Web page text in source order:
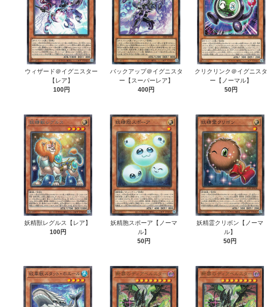
ウィザード＠イグニスター
【レア】
100円
バックアップ＠イグニスタ
ー【スーパーレア】
400円
クリクリンク＠イグニスタ
ー【ノーマル】
50円
妖精獣レグルス【レア】
100円
妖精胞スポーア【ノーマ
ル】
50円
妖精霊クリボン【ノーマ
ル】
50円